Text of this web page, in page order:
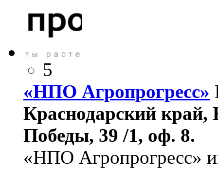
5
«НПО Агропрогресс»
Краснодарский край,
Победы, 39 /1, оф. 8.
«НПО Агропрогресс»